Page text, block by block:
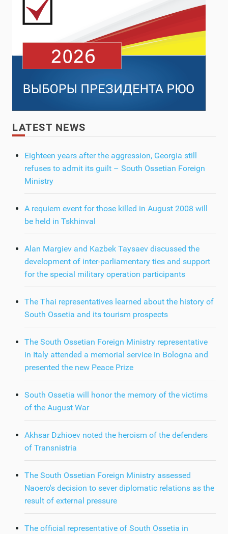
LATEST NEWS
Eighteen years after the aggression, Georgia still
refuses to admit its guilt – South Ossetian Foreign
Ministry
A requiem event for those killed in August 2008 will
be held in Tskhinval
Alan Margiev and Kazbek Taysaev discussed the
development of inter-parliamentary ties and support
for the special military operation participants
The Thai representatives learned about the history of
South Ossetia and its tourism prospects
The South Ossetian Foreign Ministry representative
in Italy attended a memorial service in Bologna and
presented the new Peace Prize
South Ossetia will honor the memory of the victims
of the August War
Akhsar Dzhioev noted the heroism of the defenders
of Transnistria
The South Ossetian Foreign Ministry assessed
Naoero's decision to sever diplomatic relations as the
result of external pressure
The official representative of South Ossetia in